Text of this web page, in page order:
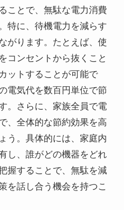
ことで、無駄な電力消費
特に、待機電力を減らす
がります。たとえば、使
コンセントから抜くこと
ットすることが可能で
電気代を数百円単位で節
。さらに、家族全員で電
、全体的な節約効果を高
う。具体的には、家庭内
し、誰がどの機器をどれ
握することで、無駄を減
を話し合う機会を持つこ